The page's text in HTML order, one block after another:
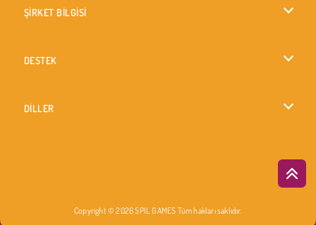
ŞİRKET BİLGİSİ
DESTEK
DİLLER
Copyright © 2026 SPIL GAMES Tüm hakları saklıdır.